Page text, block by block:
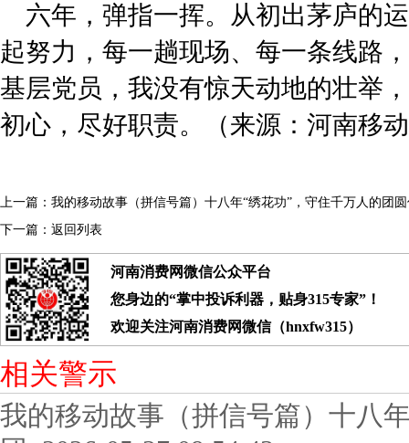
六年，弹指一挥。从初出茅庐的
起努力，每一趟现场、每一条线路
基层党员，我没有惊天动地的壮举
初心，尽好职责。（来源：河南移
上一篇： 我的移动故事（拼信号篇）十八年“绣花功”，守住千万人的团
下一篇： 返回列表
河南消费网微信公众平台
您身边的“掌中投诉利器，贴身315专家”！
欢迎关注河南消费网微信（hnxfw315）
相关警示
我的移动故事（拼信号篇）十八